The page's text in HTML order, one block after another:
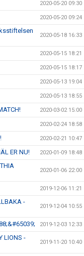
2020-05-20 09:30
2020-05-20 09:24
2020-05-18 16:33
2020-05-15 18:21
2020-05-15 18:17
2020-05-13 19:04
2020-05-13 18:55
2020-03-02 15:00
2020-02-24 18:58
2020-02-21 10:47
ER NU! 2020-01-09 18:48
2020-01-06 22:00
2019-12-06 11:21
-
2019-12-04 10:55
2019-12-03 12:33
LIONS -
2019-11-20 10:40